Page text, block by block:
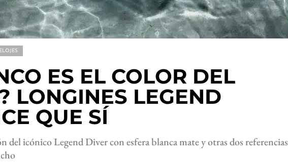
ES EL COLOR DEL
LONGINES LEGEND
QUE SÍ
del icónico Legend Diver con esfera blanca mate y otras dos referencias